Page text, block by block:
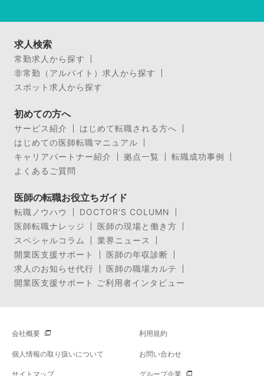
求人検索
常勤求人から探す
非常勤（アルバイト）求人から探す
スポット求人から探す
初めての方へ
サービス紹介
はじめて転職される方へ
はじめての医師転職マニュアル
キャリアパートナー紹介
拠点一覧
転職成功事例
よくあるご質問
医師の転職お役立ちガイド
転職ノウハウ
DOCTOR’S COLUMN
医師転職ナレッジ
医師の現場と働き方
スペシャルコラム
業界ニュース
開業医支援サポート
医師の年収診断
求人のお知らせ代行
医師の職場カルテ
開業医支援サポート ご利用者インタビュー
会社概要 利用規約
個人情報の取り扱いについて お問い合わせ
サイトマップ グループ企業